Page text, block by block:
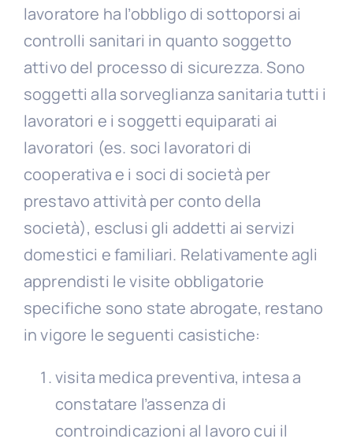
lavoratore ha l’obbligo di sottoporsi ai
controlli sanitari in quanto soggetto
attivo del processo di sicurezza. Sono
soggetti alla sorveglianza sanitaria tutti i
lavoratori e i soggetti equiparati ai
lavoratori (es. soci lavoratori di
cooperativa e i soci di società per
prestavo attività per conto della
società), esclusi gli addetti ai servizi
domestici e familiari. Relativamente agli
apprendisti le visite obbligatorie
specifiche sono state abrogate, restano
in vigore le seguenti casistiche:
visita medica preventiva, intesa a
constatare l’assenza di
controindicazioni al lavoro cui il